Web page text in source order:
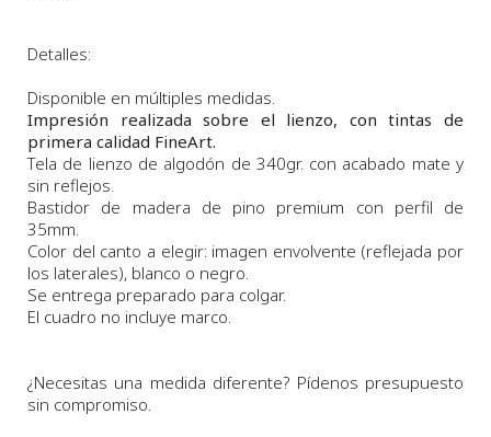
Detalles:
Disponible en múltiples medidas.
Impresión realizada sobre el lienzo, con tintas de
primera calidad FineArt.
Tela de lienzo de algodón de 340gr. con acabado mate y
sin reflejos.
Bastidor de madera de pino premium con perfil de
35mm.
Color del canto a elegir: imagen envolvente (reflejada por
los laterales), blanco o negro.
Se entrega preparado para colgar.
El cuadro no incluye marco.
¿Necesitas una medida diferente? Pídenos presupuesto
sin compromiso.